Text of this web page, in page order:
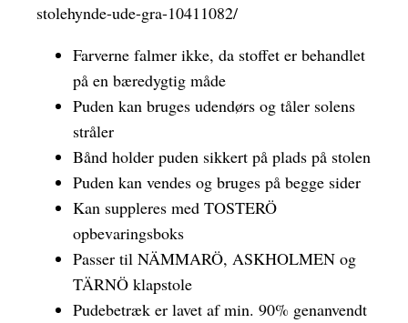
stolehynde-ude-gra-10411082/
Farverne falmer ikke, da stoffet er behandlet
på en bæredygtig måde
Puden kan bruges udendørs og tåler solens
stråler
Bånd holder puden sikkert på plads på stolen
Puden kan vendes og bruges på begge sider
Kan suppleres med TOSTERÖ
opbevaringsboks
Passer til NÄMMARÖ, ASKHOLMEN og
TÄRNÖ klapstole
Pudebetræk er lavet af min. 90% genanvendt